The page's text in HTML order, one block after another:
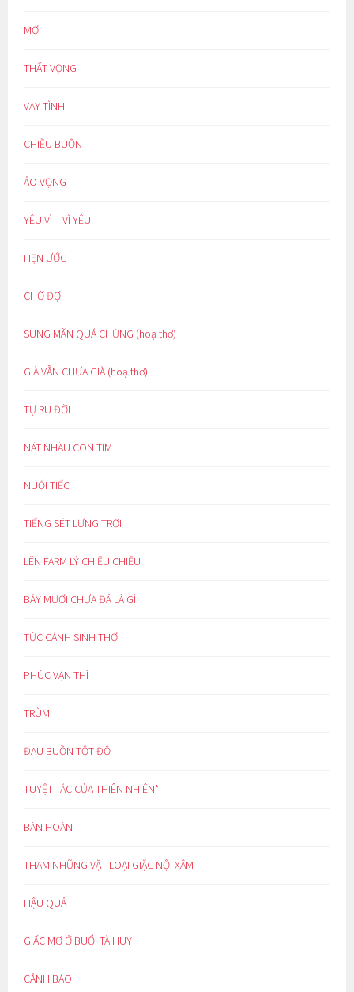
MƠ
THẤT VỌNG
VAY TÌNH
CHIỀU BUỒN
ẢO VỌNG
YÊU VÌ – VÌ YÊU
HẸN ƯỚC
CHỜ ĐỢI
SUNG MÃN QUÁ CHỪNG (hoạ thơ)
GIÀ VẪN CHƯA GIÀ (hoạ thơ)
TỰ RU ĐỜI
NÁT NHÀU CON TIM
NUỐI TIẾC
TIẾNG SÉT LƯNG TRỜI
LÊN FARM LÝ CHIỀU CHIỀU
BẢY MƯƠI CHƯA ĐÃ LÀ GÌ
TỨC CẢNH SINH THƠ
PHÚC VẠN THÌ
TRÙM
ĐAU BUỒN TỘT ĐỘ
TUYỆT TÁC CỦA THIÊN NHIÊN*
BÀN HOÀN
THAM NHŨNG VẶT LOẠI GIẶC NỘI XÂM
HẬU QUẢ
GIẤC MƠ Ở BUỔI TÀ HUY
CẢNH BÁO